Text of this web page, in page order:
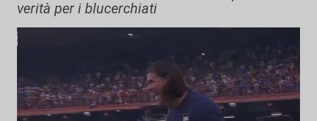
verità per i blucerchiati